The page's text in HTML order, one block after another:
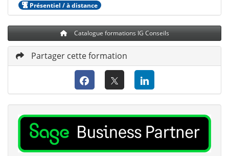
Présentiel / à distance
Catalogue formations IG Conseils
Partager cette formation